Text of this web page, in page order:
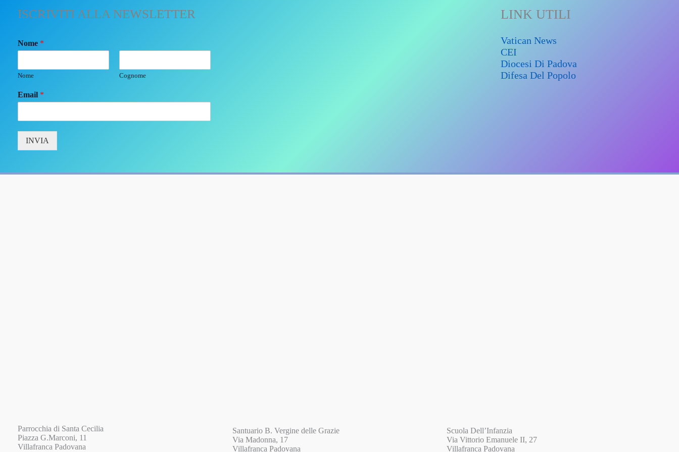
ISCRIVITI ALLA NEWSLETTER
Nome *
Nome Cognome
Email *
INVIA
LINK UTILI
Vatican News
CEI
Diocesi Di Padova
Difesa Del Popolo
Parrocchia di Santa Cecilia
Piazza G.Marconi, 11
Villafranca Padovana
Santuario B. Vergine delle Grazie
Via Madonna, 17
Villafranca Padovana
Scuola Dell’Infanzia
Via Vittorio Emanuele II, 27
Villafranca Padovana